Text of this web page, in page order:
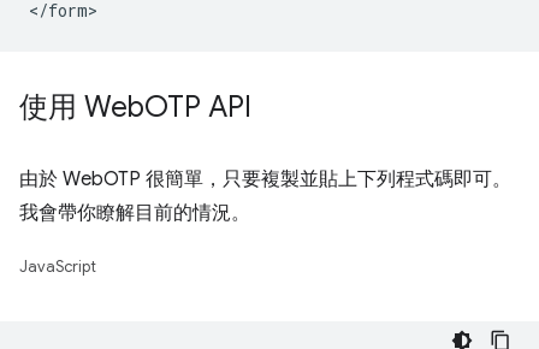
使用 WebOTP API
由於 WebOTP 很簡單，只要複製並貼上下列程式碼即可。
我會帶你瞭解目前的情況。
JavaScript